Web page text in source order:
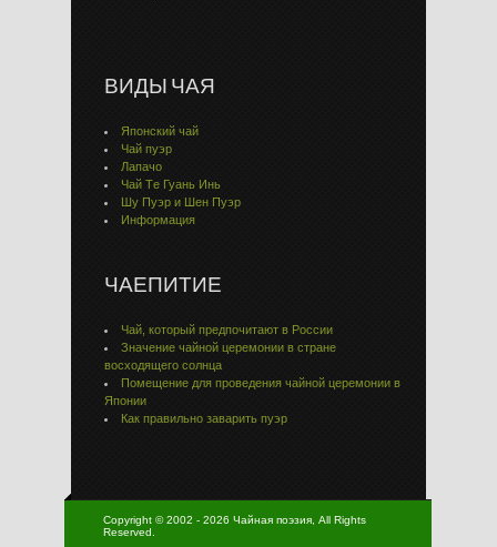
ВИДЫ ЧАЯ
Японский чай
Чай пуэр
Лапачо
Чай Тe Гуaнь Инь
Шу Пуэр и Шен Пуэр
Информация
ЧАЕПИТИЕ
Чай, который предпочитают в России
Значение чайной церемонии в стране
восходящего солнца
Помещение для проведения чайной церемонии в
Японии
Как правильно заварить пуэр
Copyright © 2002 - 2026 Чайная поэзия, All Rights
Reserved.